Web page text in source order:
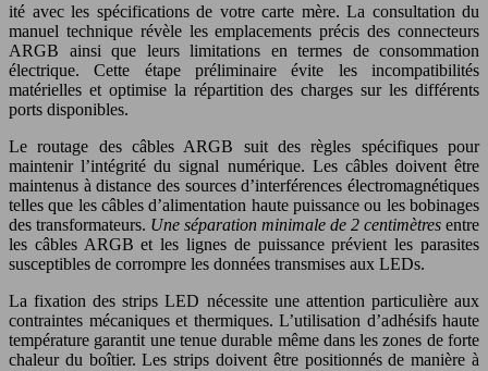
ité avec les spécifications de votre carte mère. La consultation du
manuel technique révèle les emplacements précis des connecteurs
ARGB ainsi que leurs limitations en termes de consommation
électrique. Cette étape préliminaire évite les incompatibilités
matérielles et optimise la répartition des charges sur les différents
ports disponibles.
Le routage des câbles ARGB suit des règles spécifiques pour
maintenir l’intégrité du signal numérique. Les câbles doivent être
maintenus à distance des sources d’interférences électromagnétiques
telles que les câbles d’alimentation haute puissance ou les bobinages
des transformateurs. Une séparation minimale de 2 centimètres entre
les câbles ARGB et les lignes de puissance prévient les parasites
susceptibles de corrompre les données transmises aux LEDs.
La fixation des strips LED nécessite une attention particulière aux
contraintes mécaniques et thermiques. L’utilisation d’adhésifs haute
température garantit une tenue durable même dans les zones de forte
chaleur du boîtier. Les strips doivent être positionnés de manière à